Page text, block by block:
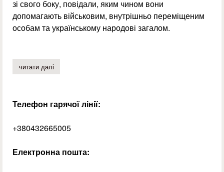
зі свого боку, повідали, яким чином вони
допомагають військовим, внутрішньо переміщеним
особам та українському народові загалом.
читати далі
Телефон гарячої лінії:
+380432665005
Електронна пошта: